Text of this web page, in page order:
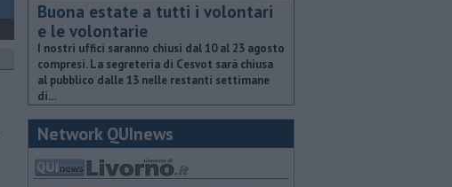
Buona estate a tutti i volontari
e le volontarie
I nostri uffici saranno chiusi dal 10 al 23 agosto
compresi. La segreteria di Cesvot sarà chiusa
al pubblico dalle 13 nelle restanti settimane
di...
Network QUInews